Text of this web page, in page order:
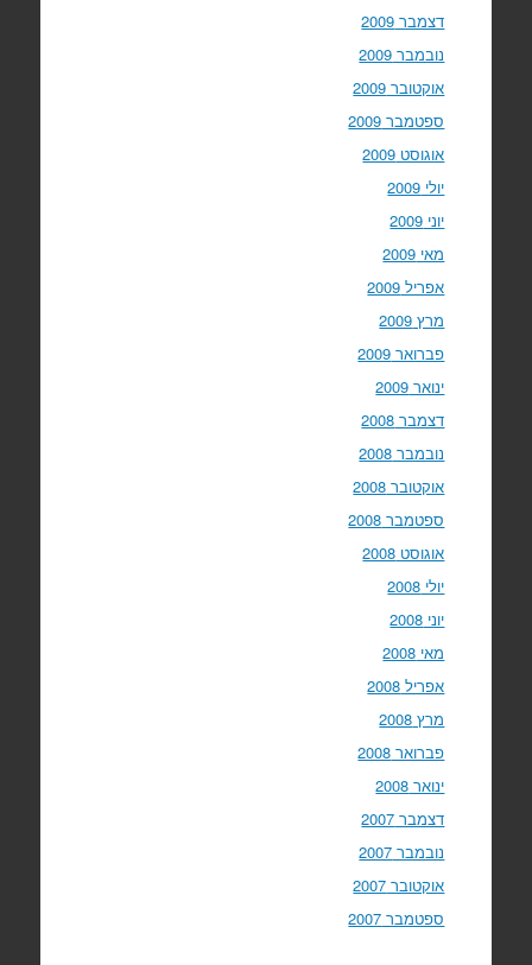
דצמבר 2009
נובמבר 2009
אוקטובר 2009
ספטמבר 2009
אוגוסט 2009
יולי 2009
יוני 2009
מאי 2009
אפריל 2009
מרץ 2009
פברואר 2009
ינואר 2009
דצמבר 2008
נובמבר 2008
אוקטובר 2008
ספטמבר 2008
אוגוסט 2008
יולי 2008
יוני 2008
מאי 2008
אפריל 2008
מרץ 2008
פברואר 2008
ינואר 2008
דצמבר 2007
נובמבר 2007
אוקטובר 2007
ספטמבר 2007